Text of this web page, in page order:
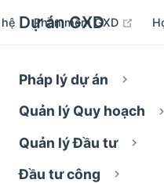
Dự án GXD
Phần mềm GXD
Pháp lý dự án
Quản lý Quy hoạch
Quản lý Đầu tư
Đầu tư công